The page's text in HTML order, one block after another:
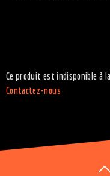
Ce produit est indisponible à
Contactez-nous